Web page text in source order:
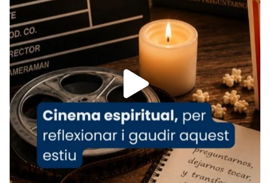
www.vaticannews.va/es/iglesia/news/2026-
07/carmina-historia-depresion-papa-viaje-
espana-testimoni...
Foto
View on Facebook · Share
Arquebisbat de Barcelona
1 week ago
«Avui les santes Juliana i Semproniana ens
ajuden a alçar la mirada»
Mons. Sergi Gordo, bisbe de Tortosa, ha